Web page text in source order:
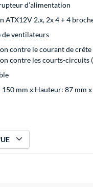
d’alimentation
ATX12V 2.x, 2x 4 + 4
de ventilateurs
contre le courant de
contre les courts-circuits
150 mm x Hauteur: 87 mm